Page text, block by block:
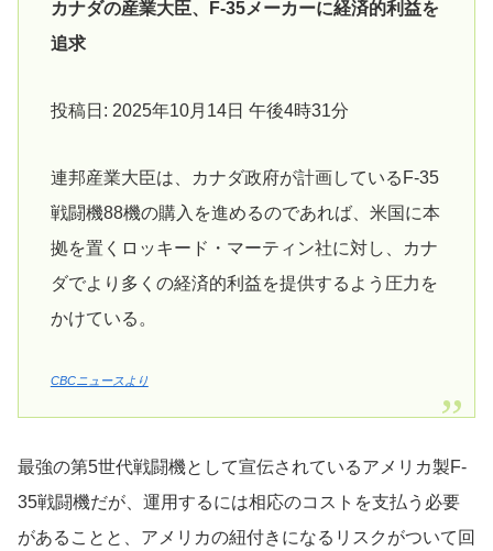
カナダの産業大臣、F-35メーカーに経済的利益を
追求
投稿日: 2025年10月14日 午後4時31分
連邦産業大臣は、カナダ政府が計画しているF-35
戦闘機88機の購入を進めるのであれば、米国に本
拠を置くロッキード・マーティン社に対し、カナ
ダでより多くの経済的利益を提供するよう圧力を
かけている。
CBCニュースより
最強の第5世代戦闘機として宣伝されているアメリカ製F-
35戦闘機だが、運用するには相応のコストを支払う必要
があることと、アメリカの紐付きになるリスクがついて回